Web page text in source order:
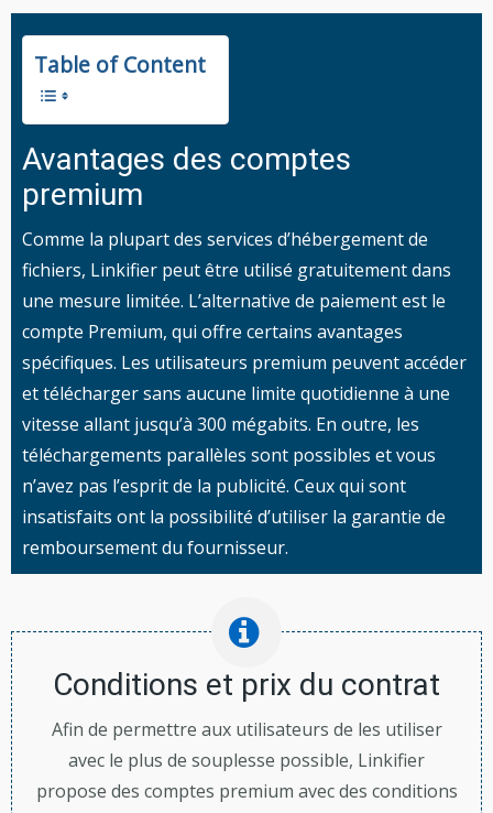
Table of Content
Avantages des comptes
premium
Comme la plupart des services d’hébergement de
fichiers, Linkifier peut être utilisé gratuitement dans
une mesure limitée. L’alternative de paiement est le
compte Premium, qui offre certains avantages
spécifiques. Les utilisateurs premium peuvent accéder
et télécharger sans aucune limite quotidienne à une
vitesse allant jusqu’à 300 mégabits. En outre, les
téléchargements parallèles sont possibles et vous
n’avez pas l’esprit de la publicité. Ceux qui sont
insatisfaits ont la possibilité d’utiliser la garantie de
remboursement du fournisseur.
Conditions et prix du contrat
Afin de permettre aux utilisateurs de les utiliser
avec le plus de souplesse possible, Linkifier
propose des comptes premium avec des conditions